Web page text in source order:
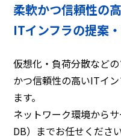
柔軟かつ信頼性の
ITインフラの提案
仮想化・負荷分散など
かつ信頼性の高いITイ
ます。
ネットワーク環境から
DB）までお任せください